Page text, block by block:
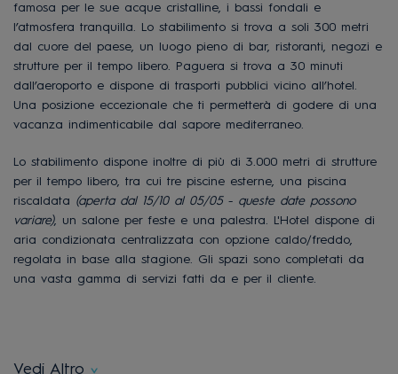
famosa per le sue acque cristalline, i bassi fondali e
l’atmosfera tranquilla. Lo stabilimento si trova a soli 300 metri
dal cuore del paese, un luogo pieno di bar, ristoranti, negozi e
strutture per il tempo libero. Paguera si trova a 30 minuti
dall’aeroporto e dispone di trasporti pubblici vicino all’hotel.
Una posizione eccezionale che ti permetterà di godere di una
vacanza indimenticabile dal sapore mediterraneo.
Lo stabilimento dispone inoltre di più di 3.000 metri di strutture
per il tempo libero, tra cui tre piscine esterne, una piscina
riscaldata (aperta dal 15/10 al 05/05- queste date possono
variare), un salone per feste e una palestra. L'Hotel dispone di
aria condizionata centralizzata con opzione caldo/freddo,
regolata in base alla stagione. Gli spazi sono completati da
una vasta gamma di servizi fatti da e per il cliente.
Vedi Altro